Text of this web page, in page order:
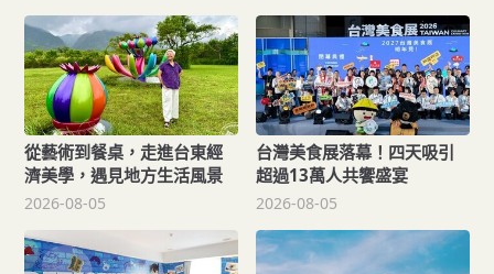
從藝術到餐桌，走進台東經
濟美學，遇見地方生活風景
2026-08-05
台灣美食展落幕！四天吸引
超過13萬人共饗盛宴
2026-08-05